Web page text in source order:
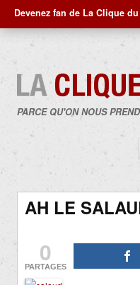
Devenez fan de La Clique
PARCE QU'ON NOUS
AH LE
0
PARTAGES